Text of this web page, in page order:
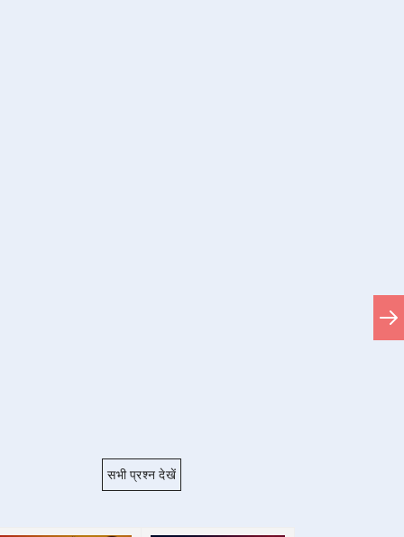
सभी प्रश्न देखें